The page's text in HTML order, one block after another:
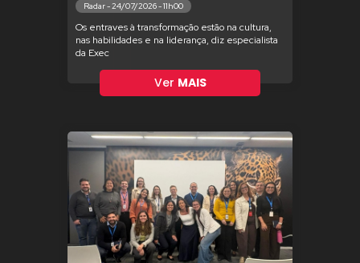
Radar - 24/07/2026 - 11h00
Os entraves à transformação estão na cultura,
nas habilidades e na liderança, diz especialista
da Exec
Ver MAIS